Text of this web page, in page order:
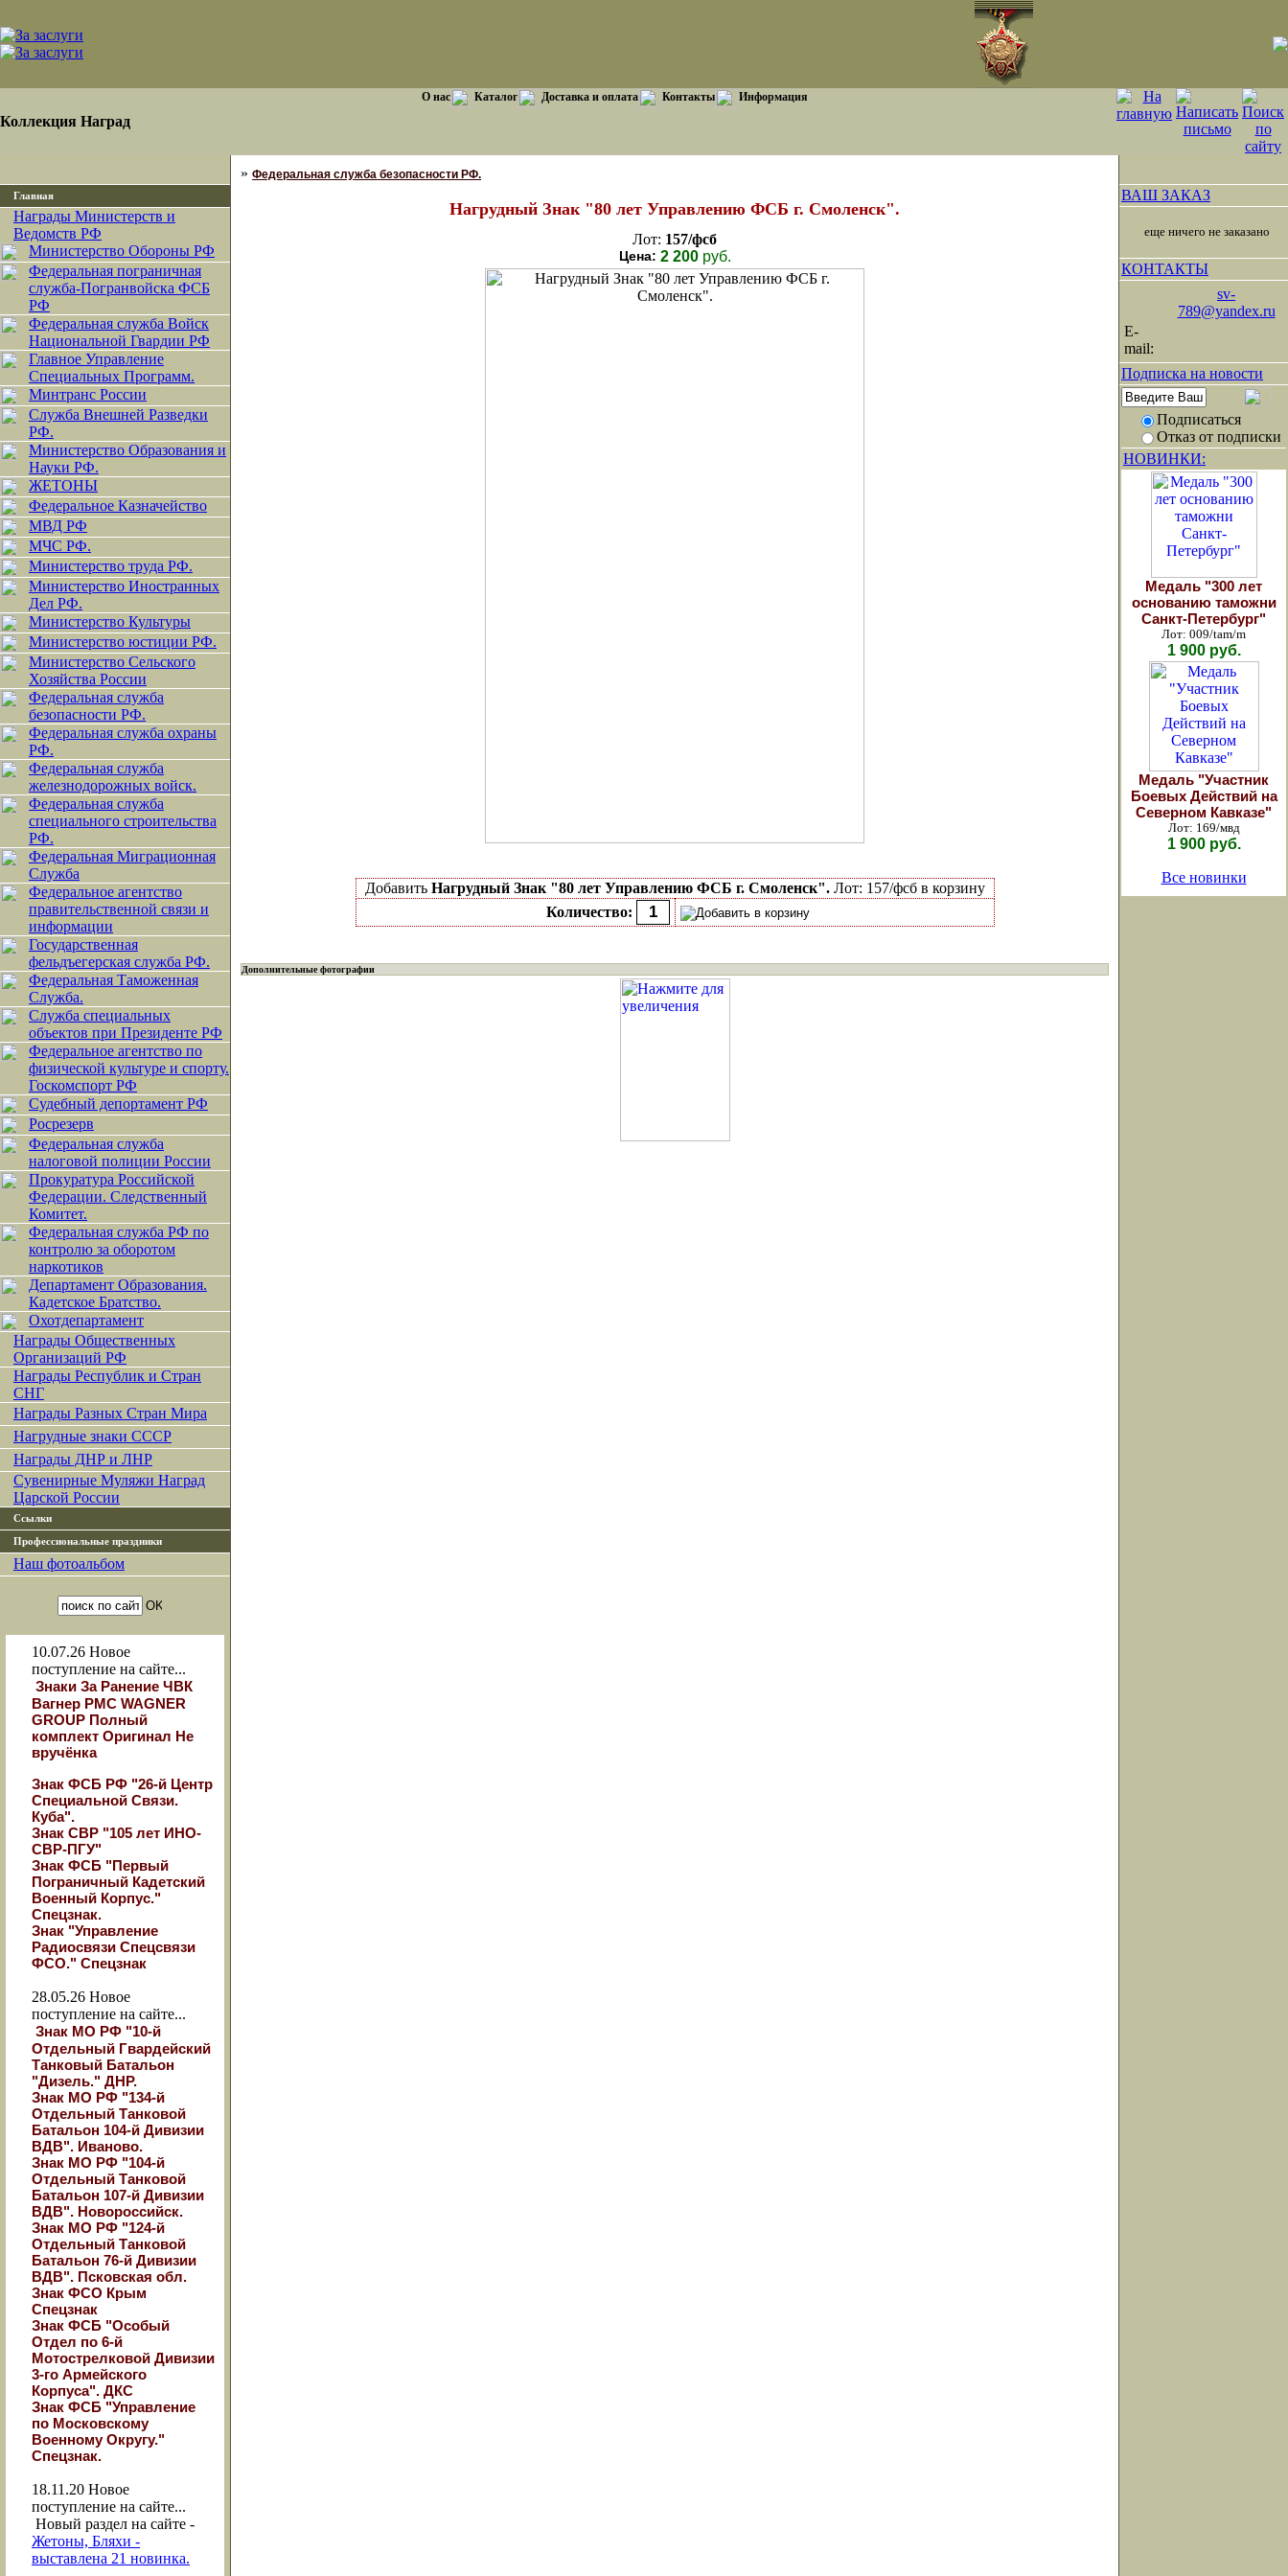
Коллекция Наград
О нас Каталог Доставка и оплата Контакты Информация
Главная
Награды Министерств и
Ведомств РФ
Министерство Обороны РФ
Федеральная пограничная
служба-Погранвойска ФСБ
РФ
Федеральная служба Войск
Национальной Гвардии РФ
Главное Управление
Специальных Программ.
Минтранс России
Служба Внешней Разведки
РФ.
Министерство Образования и
Науки РФ.
ЖЕТОНЫ
Федеральное Казначейство
МВД РФ
МЧС РФ.
Министерство труда РФ.
Министерство Иностранных
Дел РФ.
Министерство Культуры
Министерство юстиции РФ.
Министерство Сельского
Хозяйства России
Федеральная служба
безопасности РФ.
Федеральная служба охраны
РФ.
Федеральная служба
железнодорожных войск.
Федеральная служба
специального строительства
РФ.
Федеральная Миграционная
Служба
Федеральное агентство
правительственной связи и
информации
Государственная
фельдъегерская служба РФ.
Федеральная Таможенная
Служба.
Служба специальных
объектов при Президенте РФ
Федеральное агентство по
физической культуре и спорту.
Госкомспорт РФ
Судебный депортамент РФ
Росрезерв
Федеральная служба
налоговой полиции России
Прокуратура Российской
Федерации. Следственный
Комитет.
Федеральная служба РФ по
контролю за оборотом
наркотиков
Департамент Образования.
Кадетское Братство.
Охотдепартамент
Награды Общественных
Организаций РФ
Награды Республик и Стран
СНГ
Награды Разных Стран Мира
Нагрудные знаки СССР
Награды ДНР и ЛНР
Сувенирные Муляжи Наград
Царской России
Ссылки
Профессиональные праздники
Наш фотоальбом
10.07.26 Новое
поступление на сайте...
Знаки За Ранение ЧВК
Вагнер РМС WAGNER
GROUP Полный
комплект Оригинал Не
вручёнка
Знак ФСБ РФ "26-й Центр
Специальной Связи.
Куба".
Знак СВР "105 лет ИНО-
СВР-ПГУ"
Знак ФСБ "Первый
Пограничный Кадетский
Военный Корпус."
Спецзнак.
Знак "Управление
Радиосвязи Спецсвязи
ФСО." Спецзнак
28.05.26 Новое
поступление на сайте...
Знак МО РФ "10-й
Отдельный Гвардейский
Танковый Батальон
"Дизель." ДНР.
Знак МО РФ "134-й
Отдельный Танковой
Батальон 104-й Дивизии
ВДВ". Иваново.
Знак МО РФ "104-й
Отдельный Танковой
Батальон 107-й Дивизии
ВДВ". Новороссийск.
Знак МО РФ "124-й
Отдельный Танковой
Батальон 76-й Дивизии
ВДВ". Псковская обл.
Знак ФСО Крым
Спецзнак
Знак ФСБ "Особый
Отдел по 6-й
Мотострелковой Дивизии
3-го Армейского
Корпуса". ДКС
Знак ФСБ "Управление
по Московскому
Военному Округу."
Спецзнак.
18.11.20 Новое
поступление на сайте...
Новый раздел на сайте -
Жетоны, Бляхи -
выставлена 21 новинка.
» Федеральная служба безопасности РФ.
Нагрудный Знак "80 лет Управлению ФСБ г. Смоленск".
Лот: 157/фсб
Цена: 2 200руб.
Добавить Нагрудный Знак "80 лет Управлению ФСБ г. Смоленск".Лот: 157/фсб в корзину
Количество:
Дополнительные фотографии
ВАШ ЗАКАЗ
еще ничего не заказано
КОНТАКТЫ
sv-
789@yandex.ru
E-
mail:
Подписка на новости
Подписаться
Отказ от подписки
НОВИНКИ:
Медаль "300 лет
основанию таможни
Санкт-Петербург"
Лот: 009/tam/m
1 900 руб.
Медаль "Участник
Боевых Действий на
Северном Кавказе"
Лот: 169/мвд
1 900 руб.
Все новинки